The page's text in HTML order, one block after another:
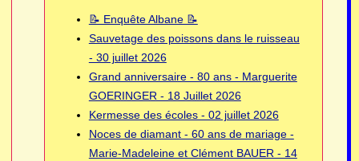
📝 Enquête Albane 📝
Sauvetage des poissons dans le ruisseau
- 30 juillet 2026
Grand anniversaire - 80 ans - Marguerite
GOERINGER - 18 Juillet 2026
Kermesse des écoles - 02 juillet 2026
Noces de diamant - 60 ans de mariage -
Marie-Madeleine et Clément BAUER - 14